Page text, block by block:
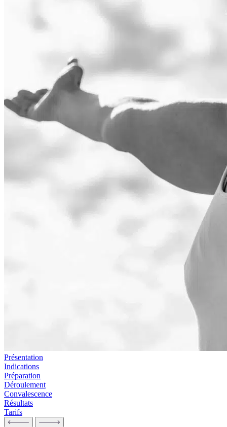
Présentation
Indications
Préparation
Déroulement
Convalescence
Résultats
Tarifs